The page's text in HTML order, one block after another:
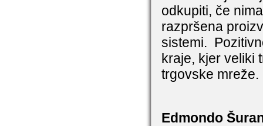
odkupiti, če
razpršena
sistemi.
kraje, kjer veliki
trgovske mreže.
Edmondo